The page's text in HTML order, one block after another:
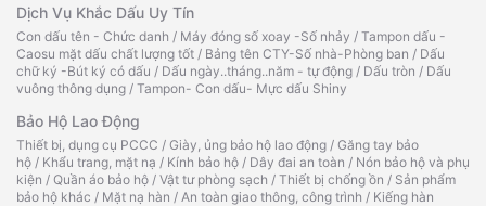
Dịch Vụ Khắc Dấu Uy Tín
Con dấu tên - Chức danh / Máy đóng số xoay -Số nhảy / Tampon dấu -
Caosu mặt dấu chất lượng tốt / Bảng tên CTY-Số nhà-Phòng ban / Dấu
chữ ký -Bút ký có dấu / Dấu ngày..tháng..năm - tự động / Dấu tròn / Dấu
vuông thông dụng / Tampon- Con dấu- Mực dấu Shiny
Bảo Hộ Lao Động
Thiết bị, dụng cụ PCCC / Giày, ủng bảo hộ lao động / Găng tay bảo
hộ / Khẩu trang, mặt nạ / Kính bảo hộ / Dây đai an toàn / Nón bảo hộ và phụ
kiện / Quần áo bảo hộ / Vật tư phòng sạch / Thiết bị chống ồn / Sản phẩm
bảo hộ khác / Mặt nạ hàn / An toàn giao thông, công trình / Kiếng hàn